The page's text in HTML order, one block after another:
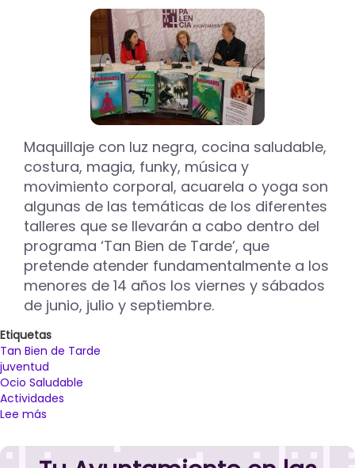
alternativa
de
ocio
saludable
para
los
jóvenes
de
entre
11
y
18
años
Maquillaje con luz negra, cocina saludable,
costura, magia, funky, música y
movimiento corporal, acuarela o yoga son
algunas de las temáticas de los diferentes
talleres que se llevarán a cabo dentro del
programa ‘Tan Bien de Tarde’, que
pretende atender fundamentalmente a los
menores de 14 años los viernes y sábados
de junio, julio y septiembre.
Etiquetas
Tan Bien de Tarde
juventud
Ocio Saludable
Actividades
Lee más
yoga,
cocina